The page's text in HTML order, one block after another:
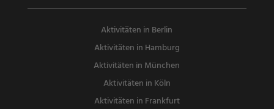
Aktivitäten in Berlin
Aktivitäten in Hamburg
Aktivitäten in München
Aktivitäten in Köln
Aktivitäten in Frankfurt